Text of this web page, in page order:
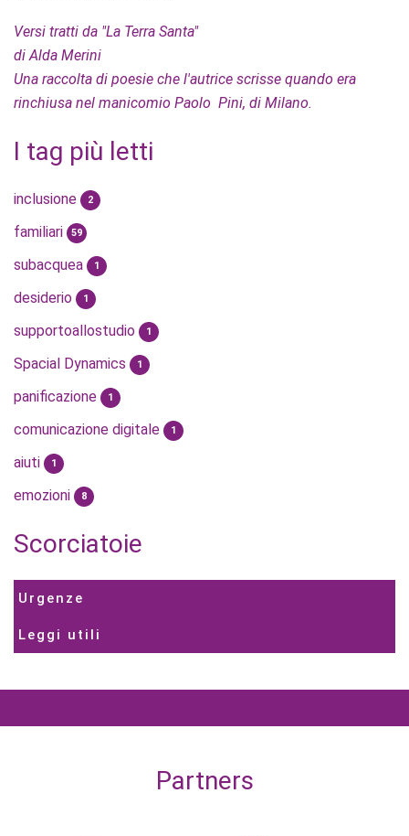
Versi tratti da "La Terra Santa"
di Alda Merini
Una raccolta di poesie che l'autrice scrisse quando era
rinchiusa nel manicomio Paolo Pini, di Milano.
I tag più letti
inclusione 2
familiari 59
subacquea 1
desiderio 1
supportoallostudio 1
Spacial Dynamics 1
panificazione 1
comunicazione digitale 1
aiuti 1
emozioni 8
Scorciatoie
Urgenze
Leggi utili
Partners